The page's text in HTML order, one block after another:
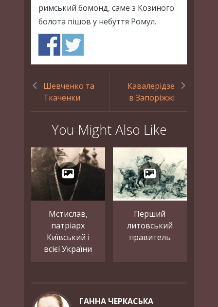
римський бомонд, саме з Козиного
болота пішов у небуття Ромул.
Шевченко та
Ткаченки
Кавалерідзе
в Запоріжжі
You Might Also Like
Мстислав,
патріарх
Київський і
всієї України
Перший
литовський
правитель
ГАННА ЧЕРКАСЬКА